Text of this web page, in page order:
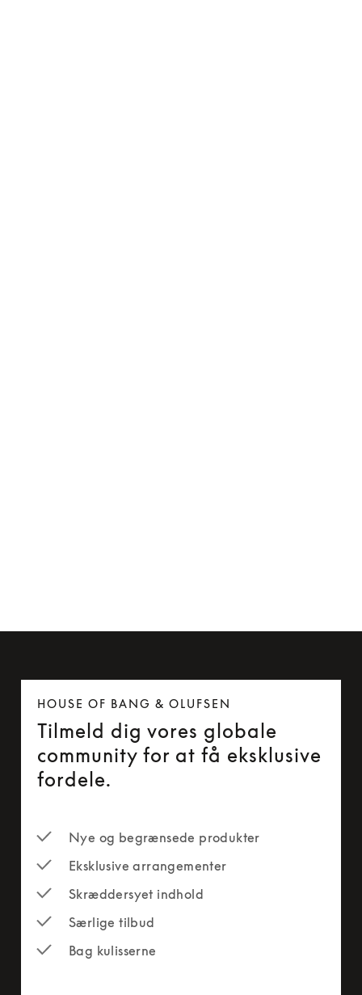
HOUSE OF BANG & OLUFSEN
Tilmeld dig vores globale
community for at få eksklusive
fordele.
Nye og begrænsede produkter
Eksklusive arrangementer
Skræddersyet indhold
Særlige tilbud
Bag kulisserne